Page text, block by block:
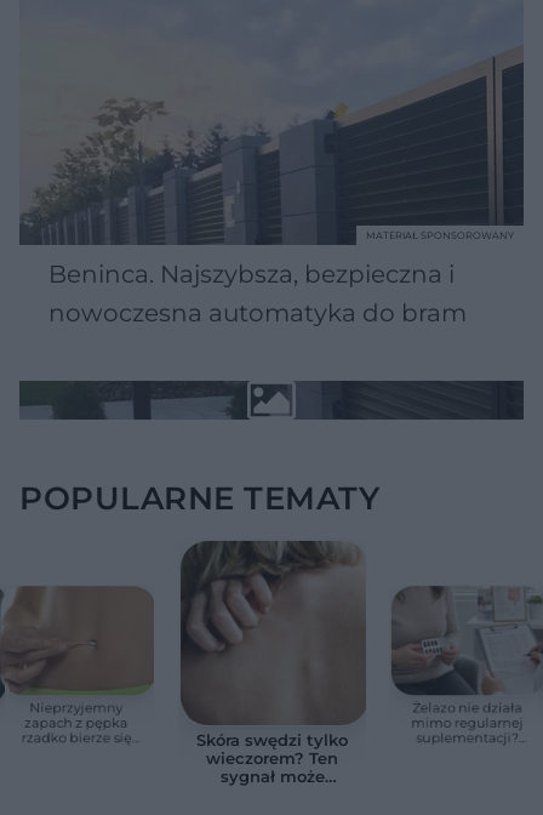
Beninca. Najszybsza, bezpieczna i
nowoczesna automatyka do bram
MATERIAŁ SPONSOROWANY
POPULARNE TEMATY
Nieprzyjemny
zapach z pępka
rzadko bierze się
Skóra swędzi tylko
wieczorem? Ten
sygnał może
Żelazo nie działa
mimo regularnej
suplementacji?